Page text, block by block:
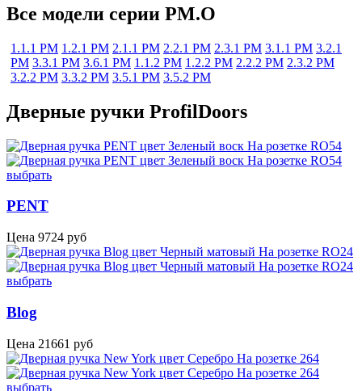
Все модели серии PM.O
1.1.1 PM 1.2.1 PM 2.1.1 PM 2.2.1 PM 2.3.1 PM 3.1.1 PM 3.2.1
PM 3.3.1 PM 3.6.1 PM 1.1.2 PM 1.2.2 PM 2.2.2 PM 2.3.2 PM
3.2.2 PM 3.3.2 PM 3.5.1 PM 3.5.2 PM
Дверные ручки ProfilDoors
выбрать
PENT
Цена 9724 руб
выбрать
Blog
Цена 21661 руб
выбрать